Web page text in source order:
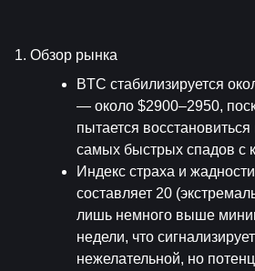
1. Обзор рынка
BTC стабилизируется
— около $2900–2950,
пытается
самых быстрых спадов с
Индекс страха и
составляет 20
лишь немного выше
недели, что
нежелательной, но